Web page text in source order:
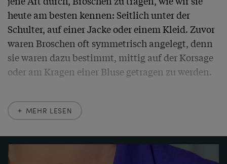
heute am besten kennen: Seitlich unter der
Schulter, auf einer Jacke oder einem Kleid. Zuvor
waren Broschen oft symmetrisch angelegt, denn
sie waren dazu bestimmt, mittig auf der Korsage
oder am Kragen einer Bluse getragen zu werden.
damit ein Schmuckstück der 1960er Jahre, als
Hochkonjunktur hatten. Ein hochwertiges,
tragbares Juwel in bestem Erhaltungszustand.
MEHR LESEN